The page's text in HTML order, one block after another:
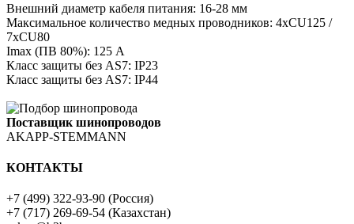
Внешний диаметр кабеля питания: 16-28 мм
Максимальное количество медных проводников: 4xCU125 /
7xCU80
Imax (ПВ 80%): 125 А
Класс защиты без AS7: IP23
Класс защиты без AS7: IP44
Поставщик шинопроводов
AKAPP-STEMMANN
КОНТАКТЫ
+7 (499) 322-93-90 (Россия)
+7 (717) 269-69-54 (Казахстан)